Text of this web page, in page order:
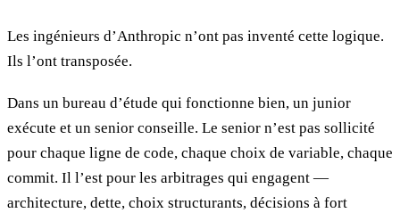
Les ingénieurs d’Anthropic n’ont pas inventé cette logique.
Ils l’ont transposée.
Dans un bureau d’étude qui fonctionne bien, un junior
exécute et un senior conseille. Le senior n’est pas sollicité
pour chaque ligne de code, chaque choix de variable, chaque
commit. Il l’est pour les arbitrages qui engagent —
architecture, dette, choix structurants, décisions à fort